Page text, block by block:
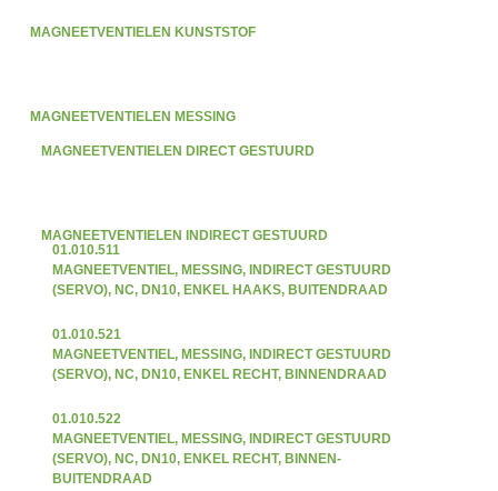
MAGNEETVENTIELEN KUNSTSTOF
MAGNEETVENTIELEN MESSING
MAGNEETVENTIELEN DIRECT GESTUURD
MAGNEETVENTIELEN INDIRECT GESTUURD
01.010.511
MAGNEETVENTIEL, MESSING, INDIRECT GESTUURD
(SERVO), NC, DN10, ENKEL HAAKS, BUITENDRAAD
01.010.521
MAGNEETVENTIEL, MESSING, INDIRECT GESTUURD
(SERVO), NC, DN10, ENKEL RECHT, BINNENDRAAD
01.010.522
MAGNEETVENTIEL, MESSING, INDIRECT GESTUURD
(SERVO), NC, DN10, ENKEL RECHT, BINNEN-
BUITENDRAAD